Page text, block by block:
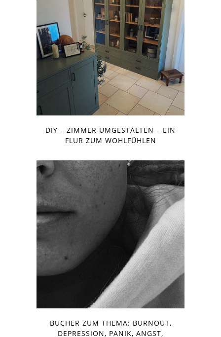
DIY – ZIMMER UMGESTALTEN – EIN
FLUR ZUM WOHLFÜHLEN
BÜCHER ZUM THEMA: BURNOUT,
DEPRESSION, PANIK, ANGST,